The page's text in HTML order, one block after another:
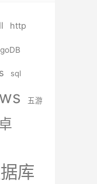
http
sql
五游
库